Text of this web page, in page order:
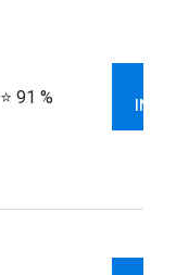
⭐ 91 %